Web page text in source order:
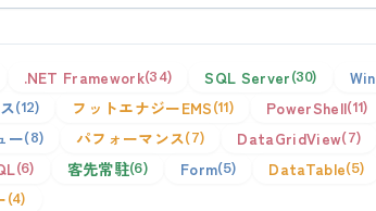
.NET Framework 34 SQL Server 30
12 フットエナジーEMS 11 PowerShell 11
ー 8 パフォーマンス 7 DataGridView 7
6 客先常駐 6 Form 5 DataTable 5
4